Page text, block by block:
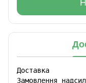
Доставка
Замовлення